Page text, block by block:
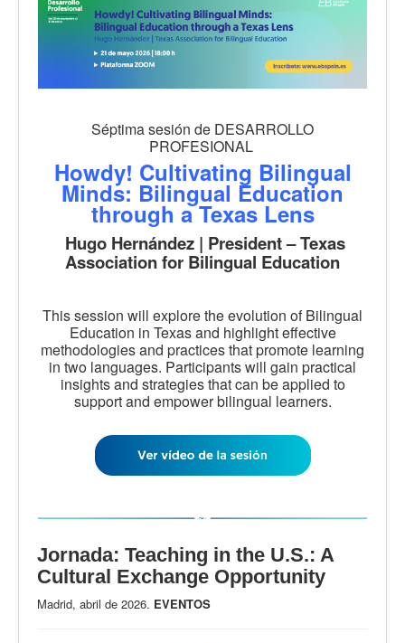
Séptima sesión de DESARROLLO
PROFESIONAL
Howdy! Cultivating Bilingual
Minds: Bilingual Education
through a Texas Lens
Hugo Hernández | President – Texas
Association for Bilingual Education
This session will explore the evolution of Bilingual
Education in Texas and highlight effective
methodologies and practices that promote learning
in two languages. Participants will gain practical
insights and strategies that can be applied to
support and empower bilingual learners.
Jornada: Teaching in the U.S.: A
Cultural Exchange Opportunity
Madrid, abril de 2026. EVENTOS